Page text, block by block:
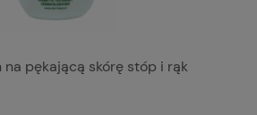
na pękającą skórę stóp i rąk